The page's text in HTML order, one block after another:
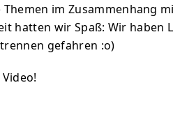
im Zusammenhang
hatten wir Spaß: Wir haben
gefahren :o)